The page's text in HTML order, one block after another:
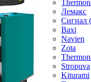
Лемакс
Baxi
Navien
Zota
Stropuva
Kiturami